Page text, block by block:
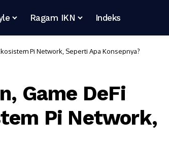
Ragam IKN Indeks
Pi Network, Seperti Apa Konsepnya?
Game DeFi
Pi Network,